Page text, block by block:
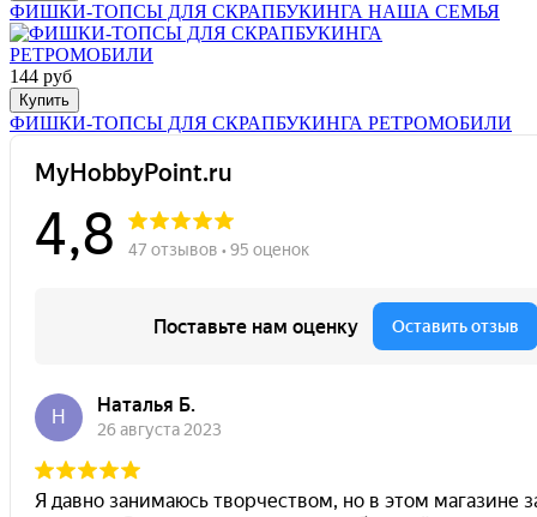
ФИШКИ-ТОПСЫ ДЛЯ СКРАПБУКИНГА НАША СЕМЬЯ
144 руб
Купить
ФИШКИ-ТОПСЫ ДЛЯ СКРАПБУКИНГА РЕТРОМОБИЛИ